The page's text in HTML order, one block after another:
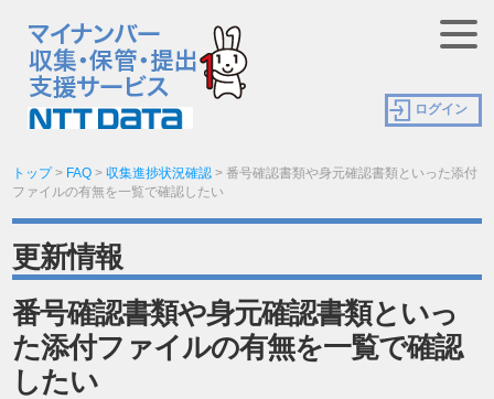
ログイン
トップ> FAQ >収集進捗状況確認 >番号確認書類や身元確認書類といった添付
ファイルの有無を一覧で確認したい
更新情報
番号確認書類や身元確認書類といっ
た添付ファイルの有無を一覧で確認
したい